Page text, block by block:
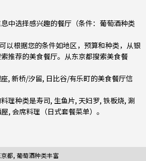
中选择感兴趣的餐厅（条件：葡萄酒种类
以根据您的条件如地区，预算和种类，从银
推荐的美食餐厅。从东京都搜索美食餐
, 新桥/汐留, 日比谷/有乐町的美食餐厅信
理种类是寿司, 生鱼片, 天妇罗, 铁板烧, 涮
, 会席料理（日式套餐菜单） 。
京都, 葡萄酒种类丰富